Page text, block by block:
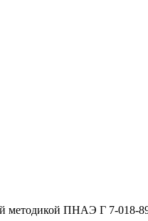
методикой ПНАЭ Г 7-018-